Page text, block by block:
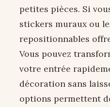
petites pièces. Si
stickers muraux ou
repositionnables
Vous pouvez
votre entrée
décoration sans
options permettent